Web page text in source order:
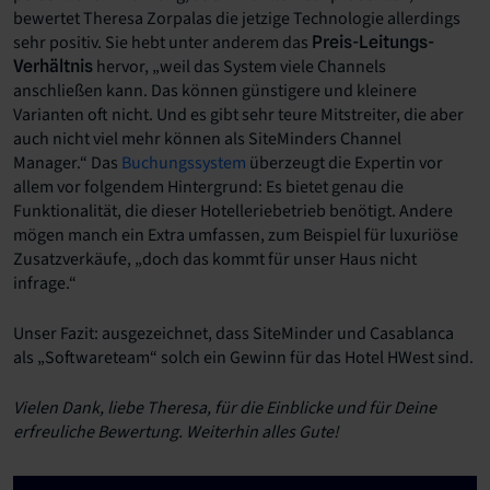
bewertet Theresa Zorpalas die jetzige Technologie allerdings
sehr positiv. Sie hebt unter anderem das Preis-Leitungs-
Verhältnis hervor, „weil das System viele Channels
anschließen kann. Das können günstigere und kleinere
Varianten oft nicht. Und es gibt sehr teure Mitstreiter, die aber
auch nicht viel mehr können als SiteMinders Channel
Manager.“ Das Buchungssystem überzeugt die Expertin vor
allem vor folgendem Hintergrund: Es bietet genau die
Funktionalität, die dieser Hotelleriebetrieb benötigt. Andere
mögen manch ein Extra umfassen, zum Beispiel für luxuriöse
Zusatzverkäufe, „doch das kommt für unser Haus nicht
infrage.“
Unser Fazit: ausgezeichnet, dass SiteMinder und Casablanca
als „Softwareteam“ solch ein Gewinn für das Hotel HWest sind.
Vielen Dank, liebe Theresa, für die Einblicke und für Deine
erfreuliche Bewertung. Weiterhin alles Gute!